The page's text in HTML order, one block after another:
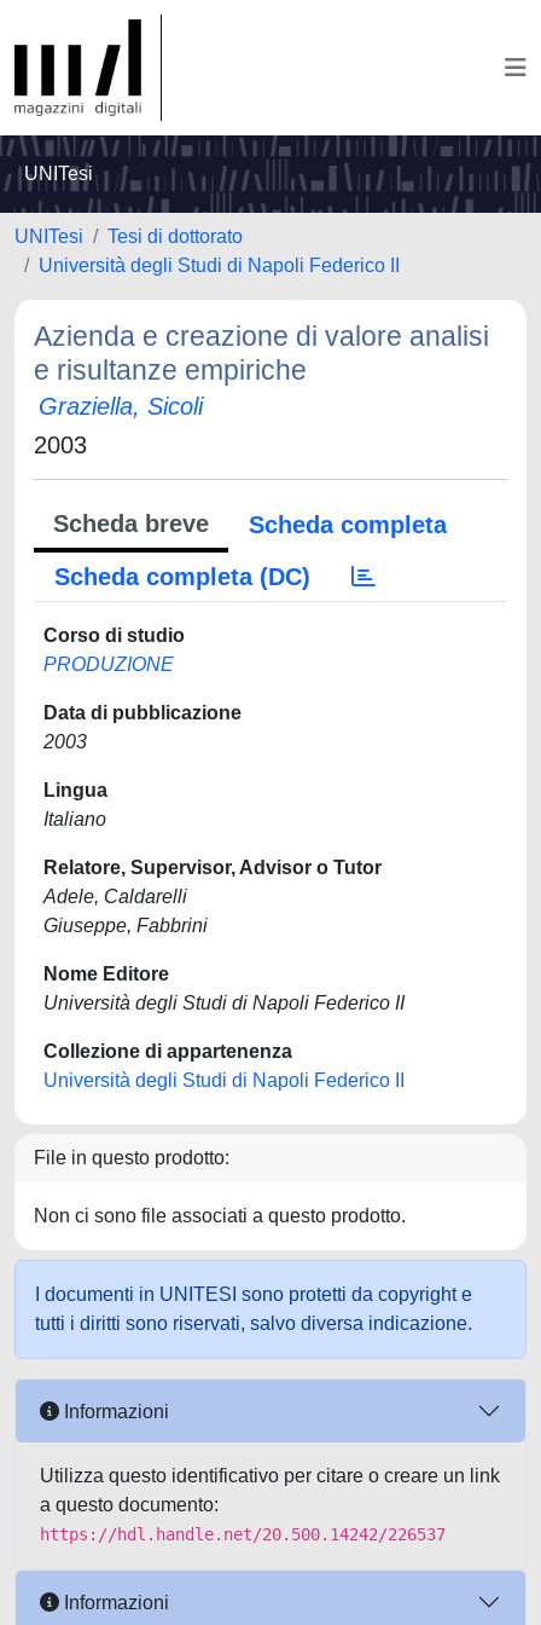
UNITesi
UNITesi
Tesi di dottorato
Università degli Studi di Napoli Federico II
Azienda e creazione di valore analisi
e risultanze empiriche
Graziella, Sicoli
2003
Scheda breve
Scheda completa
Scheda completa (DC)
Corso di studio
PRODUZIONE
Data di pubblicazione
2003
Lingua
Italiano
Relatore, Supervisor, Advisor o Tutor
Adele, Caldarelli
Giuseppe, Fabbrini
Nome Editore
Università degli Studi di Napoli Federico II
Collezione di appartenenza
Università degli Studi di Napoli Federico II
File in questo prodotto:
Non ci sono file associati a questo prodotto.
I documenti in UNITESI sono protetti da copyright e
tutti i diritti sono riservati, salvo diversa indicazione.
Informazioni
Utilizza questo identificativo per citare o creare un link
a questo documento:
https://hdl.handle.net/20.500.14242/226537
Informazioni